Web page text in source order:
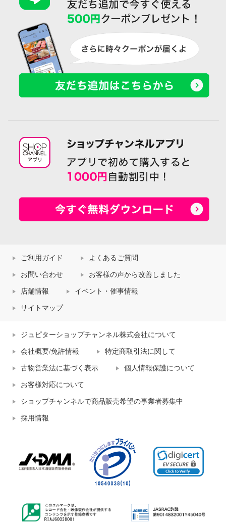
ご利用ガイド よくあるご質問
お問い合わせ お客様の声から改善しました
店舗情報 イベント・催事情報
サイトマップ
ジュピターショップチャンネル株式会社について
会社概要/免許情報 特定商取引法に関して
古物営業法に基づく表示 個人情報保護について
お客様対応について
ショップチャンネルで商品販売希望の事業者募集中
採用情報